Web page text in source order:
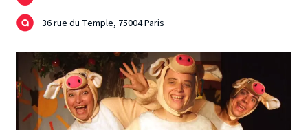
36 rue du Temple, 75004 Paris